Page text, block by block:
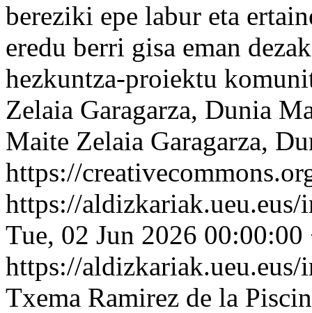
bereziki epe labur eta
eredu berri gisa eman
hezkuntza-proiektu
Zelaia Garagarza, Dunia
Maite Zelaia Garagarza,
https://
https://
Tue, 02 Jun 2026 00:00:00
https://
Txema Ramirez de la